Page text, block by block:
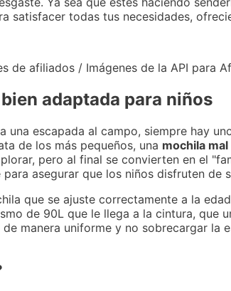
satisfacer todas tus necesidades,
de afiliados / Imágenes de la API para
adaptada para niños
una escapada al campo, siempre hay
de los más pequeños, una mochila
pero al final se convierten en el
asegurar que los niños disfruten de
que se ajuste correctamente a la
de 90L que le llega a la cintura, que
manera uniforme y no sobrecargar la